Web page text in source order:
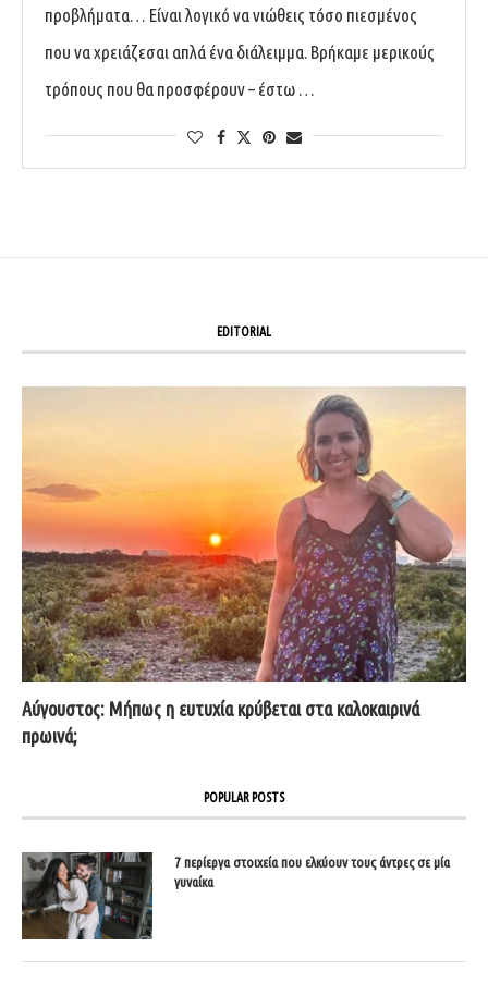
προβλήματα… Είναι λογικό να νιώθεις τόσο πιεσμένος
που να χρειάζεσαι απλά ένα διάλειμμα. Βρήκαμε μερικούς
τρόπους που θα προσφέρουν – έστω …
EDITORIAL
Αύγουστος: Μήπως η ευτυχία κρύβεται στα καλοκαιρινά
πρωινά;
POPULAR POSTS
7 περίεργα στοιχεία που ελκύουν τους άντρες σε μία
γυναίκα